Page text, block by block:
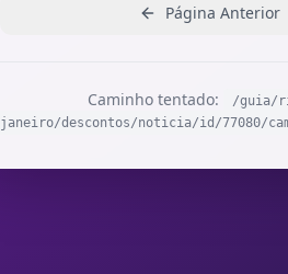
Página Anterior
Caminho tentado:
/guia/
janeiro/descontos/noticia/id/77080/